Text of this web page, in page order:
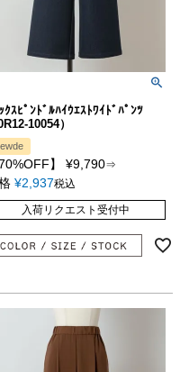
ｸｽﾋﾟﾝﾄﾞﾙﾊｲｳｴｽﾄﾜｲﾄﾞﾊﾟﾝﾂ
10054）
70%OFF】 ¥9,790⇒
¥2,937税込
入荷リクエスト受付中